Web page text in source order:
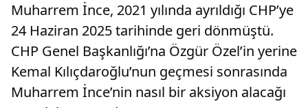
Muharrem İnce, 2021 yılında ayrıldığı CHP’ye
24 Haziran 2025 tarihinde geri dönmüştü.
CHP Genel Başkanlığı’na Özgür Özel’in yerine
Kemal Kılıçdaroğlu’nun geçmesi sonrasında
Muharrem İnce’nin nasıl bir aksiyon alacağı